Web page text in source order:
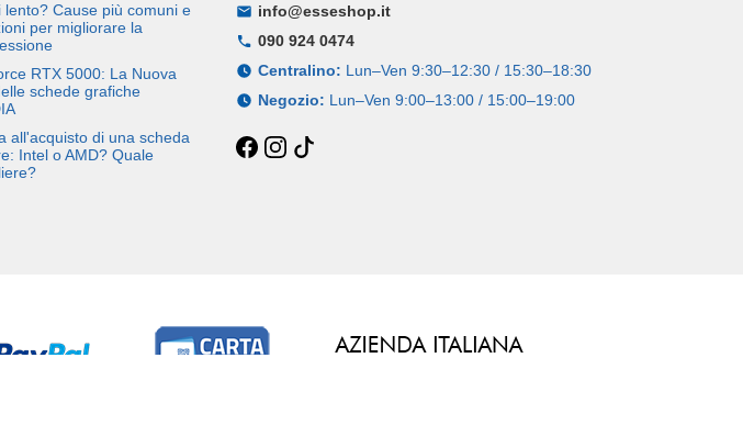
lento? Cause più comuni e
per migliorare la
RTX 5000: La Nuova
schede grafiche
all'acquisto di una scheda
Intel o AMD? Quale
info@esseshop.it
090 924 0474
Centralino: Lun–Ven 9:30–12:30 / 15:30–18:30
Negozio: Lun–Ven 9:00–13:00 / 15:00–19:00